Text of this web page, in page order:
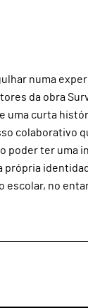
numa
da obra
uma curta
colaborativo
poder ter uma
própria
escolar, no